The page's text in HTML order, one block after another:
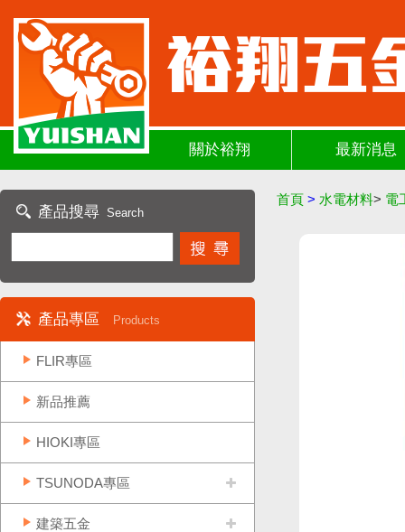
關於裕翔 最新消息
產品搜尋 Search
產品專區 Products
FLIR專區
新品推薦
HIOKI專區
TSUNODA專區
建築五金
首頁 > 水電材料> 電